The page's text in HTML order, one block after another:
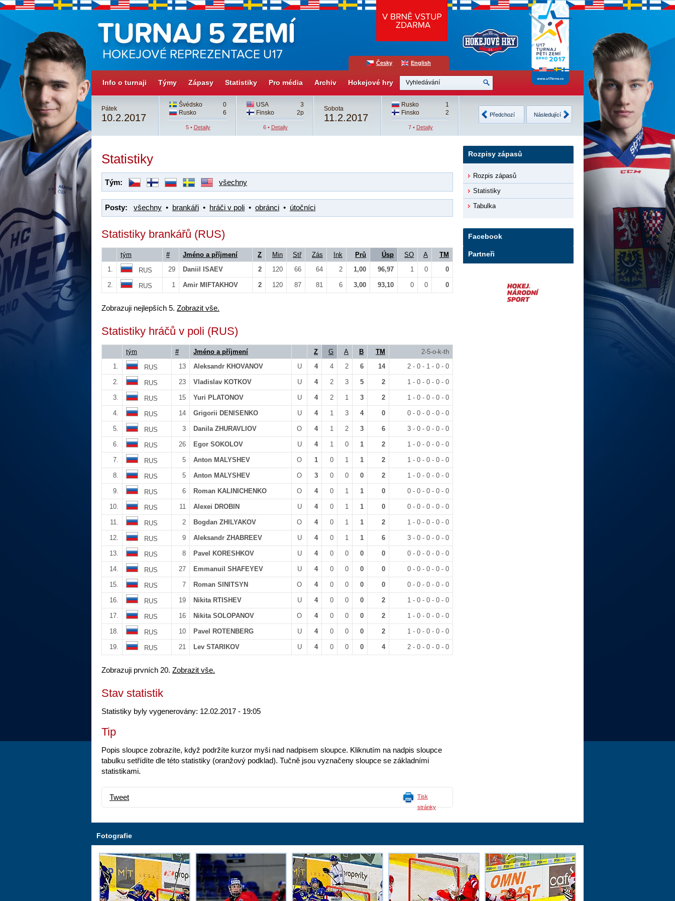
Česky English
Info o turnaji Týmy Zápasy Statistiky Pro média Archiv Hokejové hry
Česko
3
Švédsko
4sn
4 •Detaily
Pátek
10.2.2017
Švédsko
0
Rusko
6
5 • Detaily
USA
3
Finsko
2p
6 • Detaily
Sobota
11.2.2017
Rusko
1
Finsko
2
7 • Detaily
Česko
2
USA
Neděle
12.2.2017
Finsko
Švédsko
9 • Detaily
Předchozí Následující
Statistiky
Tým: všechny
Posty: všechny • brankáři • hráči v poli • obránci • útočníci
Statistiky brankářů (RUS)
tým # Jméno a příjmení Z Min Stř Zás Ink Prů Úsp SO A
TM
1.
RUS 29 Daniil ISAEV 2 120 66 64 2 1,00 96,97 1 0 0
2. RUS 1 Amir MIFTAKHOV 2 120 87 81 6 3,00 93,10 0 0 0
Zobrazuji nejlepších 5. Zobrazit vše.
Statistiky hráčů v poli (RUS)
tým # Jméno a příjmení Z G A B TM
2-5-o-k-th
1.
RUS 13 Aleksandr KHOVANOV U 4 4 2 6 14 2 - 0 - 1 - 0 - 0
2. RUS 23 Vladislav KOTKOV U 4 2 3 5 2 1 - 0 - 0 - 0 - 0
3. RUS 15 Yuri PLATONOV U 4 2 1 3 2 1 - 0 - 0 - 0 - 0
4. RUS 14 Grigorii DENISENKO U 4 1 3 4 0 0 - 0 - 0 - 0 - 0
5. RUS 3 Danila ZHURAVLIOV O 4 1 2 3 6 3 - 0 - 0 - 0 - 0
6. RUS 26 Egor SOKOLOV U 4 1 0 1 2 1 - 0 - 0 - 0 - 0
7. RUS 5 Anton MALYSHEV O 1 0 1 1 2 1 - 0 - 0 - 0 - 0
8. RUS 5 Anton MALYSHEV O 3 0 0 0 2 1 - 0 - 0 - 0 - 0
9. RUS 6 Roman KALINICHENKO O 4 0 1 1 0 0 - 0 - 0 - 0 - 0
10. RUS 11 Alexei DROBIN U 4 0 1 1 0 0 - 0 - 0 - 0 - 0
11. RUS 2 Bogdan ZHILYAKOV O 4 0 1 1 2 1 - 0 - 0 - 0 - 0
12. RUS 9 Aleksandr ZHABREEV U 4 0 1 1 6 3 - 0 - 0 - 0 - 0
13. RUS 8 Pavel KORESHKOV U 4 0 0 0 0 0 - 0 - 0 - 0 - 0
14. RUS 27 Emmanuil SHAFEYEV U 4 0 0 0 0 0 - 0 - 0 - 0 - 0
15. RUS 7 Roman SINITSYN O 4 0 0 0 0 0 - 0 - 0 - 0 - 0
16. RUS 19 Nikita RTISHEV U 4 0 0 0 2 1 - 0 - 0 - 0 - 0
17. RUS 16 Nikita SOLOPANOV O 4 0 0 0 2 1 - 0 - 0 - 0 - 0
18. RUS 10 Pavel ROTENBERG U 4 0 0 0 2 1 - 0 - 0 - 0 - 0
19. RUS 21 Lev STARIKOV U 4 0 0 0 4 2 - 0 - 0 - 0 - 0
Zobrazuji prvních 20. Zobrazit vše.
Stav statistik
Statistiky byly vygenerovány: 12.02.2017 - 19:05
Tip
Popis sloupce zobrazíte, když podržíte kurzor myši nad nadpisem sloupce. Kliknutím na nadpis sloupce
tabulku setřídíte dle této statistiky (oranžový podklad). Tučně jsou vyznačeny sloupce se základními
statistikami.
Tweet
Tisk
stránky
Rozpisy zápasů
Rozpis zápasů
Statistiky
Tabulka
Facebook
Partneři
Fotografie